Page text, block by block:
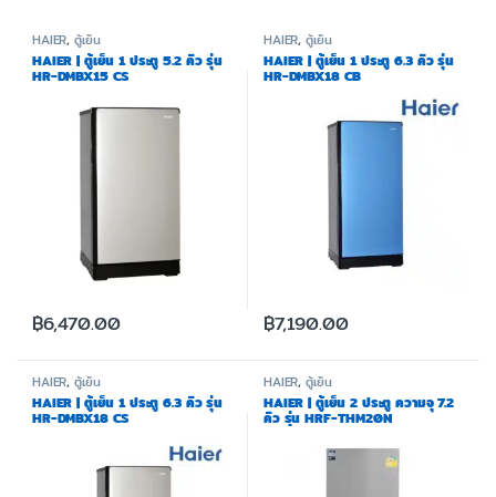
HAIER,ตู้เย็น
HAIER | ตู้เย็น 1 ประตู 5.2 คิว รุ่น
HR-DMBX15 CS
฿6,470.00
HAIER,ตู้เย็น
HAIER | ตู้เย็น 1 ประตู 6.3 คิว รุ่น
HR-DMBX18 CB
฿7,190.00
HAIER,ตู้เย็น
HAIER | ตู้เย็น 1 ประตู 6.3 คิว รุ่น
HR-DMBX18 CS
HAIER,ตู้เย็น
HAIER | ตู้เย็น 2 ประตู ความจุ 7.2
คิว รุ่น HRF-THM20N